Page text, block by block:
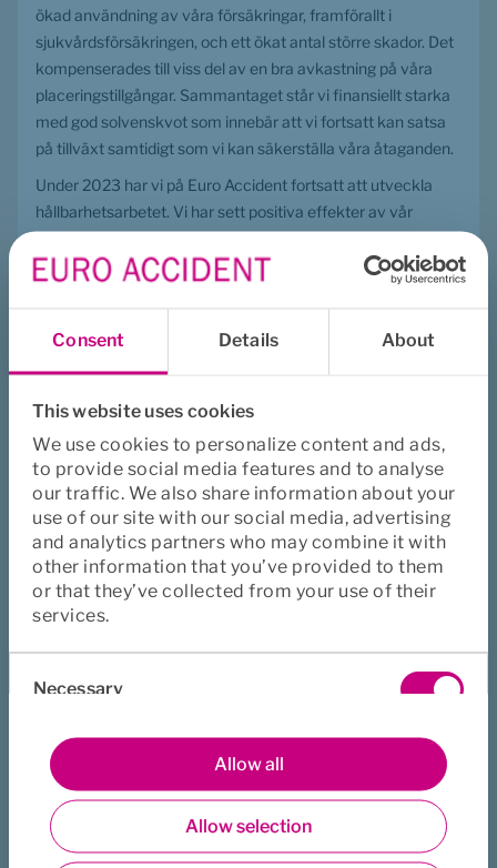
Consent Details About
This website uses cookies
We use cookies to personalize content and ads,
to provide social media features and to analyse
our traffic. We also share information about your
use of our site with our social media, advertising
and analytics partners who may combine it with
other information that you’ve provided to them
or that they’ve collected from your use of their
services.
Selection
Necessary
Preferences
Statistics
Allow all
Allow selection
ökad användning av våra försäkringar, framförallt i
sjukvårdsförsäkringen, och ett ökat antal större skador. Det
kompenserades till viss del av en bra avkastning på våra
placeringstillgångar. Sammantaget står vi finansiellt starka
med god solvenskvot som innebär att vi fortsatt kan satsa
på tillväxt samtidigt som vi kan säkerställa våra åtaganden.
Under 2023 har vi på Euro Accident fortsatt att utveckla
hållbarhetsarbetet. Vi har sett positiva effekter av vår
metod för Hållbara medarbetare och att erbjuda fler digitala
och digifysiska vårdalternativ. Genom den dubbla
väsentlighetsanalys som genomfördes under året har vi till
människa, miljö och samhälle och en hållbar utveckling är
att öka hälsan hos våra försäkrade med minskad
är också huvudfokus för vårt hållbarhetsarbete och vår
mest väsentliga fråga.
– Under 2024 kommer vi fortsatt lägga stort fokus på att
framtidssäkra vår konkurrenskraft för att trygga framtida
tillväxt och lönsamhet. Med nya digitala lösningar,
möjligheter för verksamhetsstöd genom AI-teknik och
tydligare arbetsflöden ska vi skapa större enkelhet och
effektivitet för våra kunder och affärspartners och oss
Hjälpte den här sidan dig?
Ja
Nej